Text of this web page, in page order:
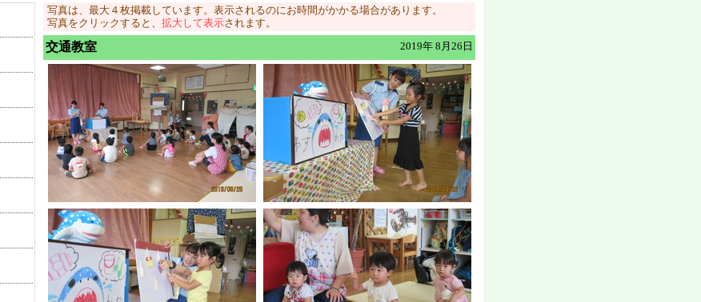
写真は、最大４枚掲載しています。表示されるのにお時間がかかる場合があります。
写真をクリックすると、 拡大して表示されます。
2019年 8月26日
交通教室